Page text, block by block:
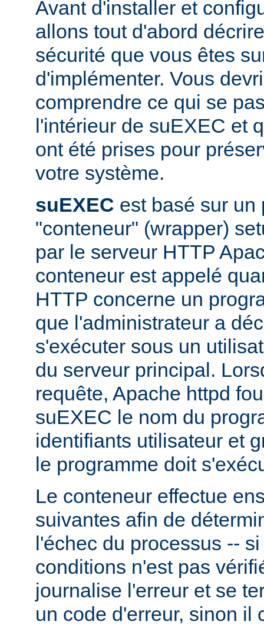
Avant d'installer et
allons tout d'abord
sécurité que vous êtes
d'implémenter. Vous
comprendre ce qui se
l'intérieur de suEXEC et
ont été prises pour
votre système.
suEXEC est basé sur un
"conteneur" (wrapper)
par le serveur HTTP
conteneur est appelé
HTTP concerne un
que l'administrateur a
s'exécuter sous un
du serveur principal.
requête, Apache httpd
suEXEC le nom du
identifiants utilisateur et
le programme doit
Le conteneur effectue
suivantes afin de
l'échec du processus --
conditions n'est pas
journalise l'erreur et se
un code d'erreur, sinon il